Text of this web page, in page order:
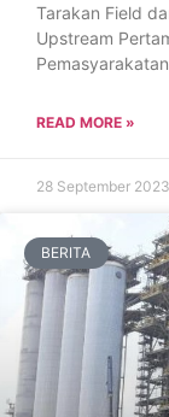
Tarakan Field
Upstream
READ MORE »
28 September 2023
BERITA